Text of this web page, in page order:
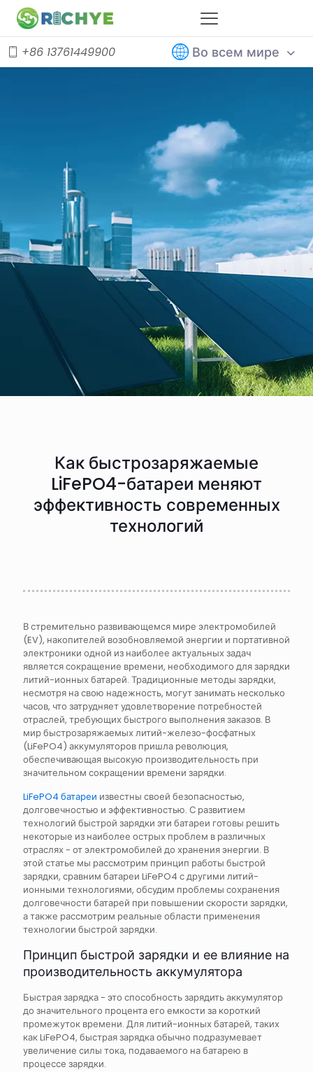
+86 13761449900 Во всем мире
Как быстрозаряжаемые
LiFePO4-батареи меняют
эффективность современных
технологий
В стремительно развивающемся мире электромобилей
(EV), накопителей возобновляемой энергии и портативной
электроники одной из наиболее актуальных задач
является сокращение времени, необходимого для зарядки
литий-ионных батарей. Традиционные методы зарядки,
несмотря на свою надежность, могут занимать несколько
часов, что затрудняет удовлетворение потребностей
отраслей, требующих быстрого выполнения заказов. В
мир быстрозаряжаемых литий-железо-фосфатных
(LiFePO4) аккумуляторов пришла революция,
обеспечивающая высокую производительность при
значительном сокращении времени зарядки.
LiFePO4 батареи известны своей безопасностью,
долговечностью и эффективностью. С развитием
технологий быстрой зарядки эти батареи готовы решить
некоторые из наиболее острых проблем в различных
отраслях - от электромобилей до хранения энергии. В
этой статье мы рассмотрим принцип работы быстрой
зарядки, сравним батареи LiFePO4 с другими литий-
ионными технологиями, обсудим проблемы сохранения
долговечности батарей при повышении скорости зарядки,
а также рассмотрим реальные области применения
технологии быстрой зарядки.
Принцип быстрой зарядки и ее влияние на
производительность аккумулятора
Быстрая зарядка - это способность зарядить аккумулятор
до значительного процента его емкости за короткий
промежуток времени. Для литий-ионных батарей, таких
как LiFePO4, быстрая зарядка обычно подразумевает
увеличение силы тока, подаваемого на батарею в
процессе зарядки.